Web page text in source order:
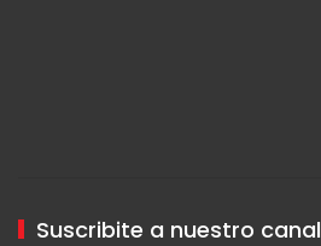
Suscribite a nuestro canal